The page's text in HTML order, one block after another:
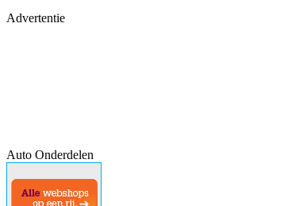
Advertentie
Auto Onderdelen